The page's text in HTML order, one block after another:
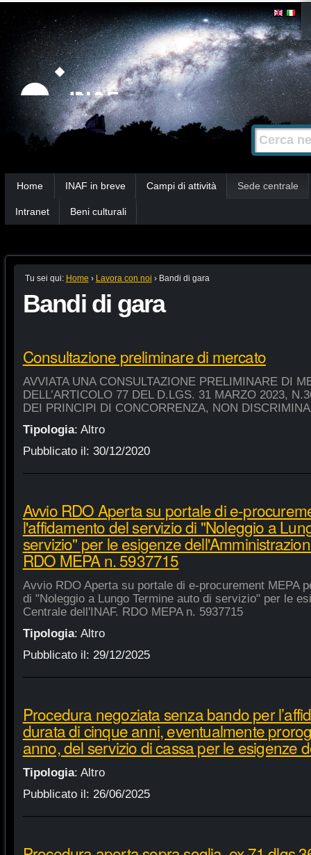
Strumenti
personali
Salta
contenuti.
|
Salta
alla
navigazione
Cerca nel
Ricerca
avanzata…
Home INAF in breve Campi di attività Sede centrale
Intranet Beni culturali
Tu sei qui: Home › Lavora con noi › Bandi di gara
Bandi di gara
Consultazione preliminare di mercato
AVVIATA UNA CONSULTAZIONE PRELIMINARE DI
DELL’ARTICOLO 77 DEL D.LGS. 31 MARZO 2023,
DEI PRINCIPI DI CONCORRENZA, NON
Tipologia: Altro
Pubblicato il: 30/12/2020
Avvio RDO Aperta su portale di e-
l'affidamento del servizio di "Noleggio a
servizio" per le esigenze
RDO MEPA n. 5937715
Avvio RDO Aperta su portale di e-procurement MEPA
di "Noleggio a Lungo Termine auto di servizio" per le
Centrale dell'INAF. RDO MEPA n. 5937715
Tipologia: Altro
Pubblicato il: 29/12/2025
Procedura negoziata senza bando per
durata di cinque anni, eventualmente
anno, del servizio di cassa per le esigenze
Tipologia: Altro
Pubblicato il: 26/06/2025